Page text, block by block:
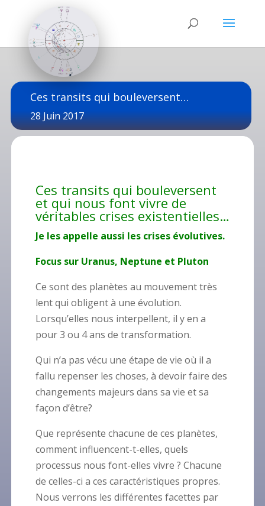
Ces transits qui bouleversent…
28 Juin 2017
Ces transits qui bouleversent
et qui nous font vivre de
véritables crises existentielles…
Je les appelle aussi les crises évolutives.
Focus sur Uranus, Neptune et Pluton
Ce sont des planètes au mouvement très
lent qui obligent à une évolution.
Lorsqu’elles nous interpellent, il y en a
pour 3 ou 4 ans de transformation.
Qui n’a pas vécu une étape de vie où il a
fallu repenser les choses, à devoir faire des
changements majeurs dans sa vie et sa
façon d’être?
Que représente chacune de ces planètes,
comment influencent-t-elles, quels
processus nous font-elles vivre ? Chacune
de celles-ci a ces caractéristiques propres.
Nous verrons les différentes facettes par